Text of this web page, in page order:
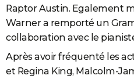
Raptor Austin. Egalement
Warner a remporté un
collaboration avec le
Après avoir fréquenté les
et Regina King, Malcolm-